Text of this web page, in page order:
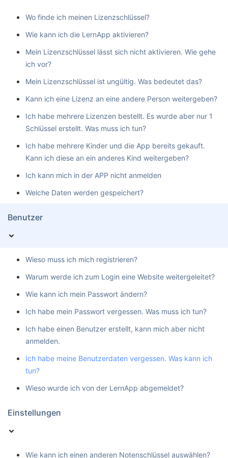
Wo finde ich meinen Lizenzschlüssel?
Wie kann ich die LernApp aktivieren?
Mein Lizenzschlüssel lässt sich nicht aktivieren. Wie gehe
ich vor?
Mein Lizenzschlüssel ist ungültig. Was bedeutet das?
Kann ich eine Lizenz an eine andere Person weitergeben?
Ich habe mehrere Lizenzen bestellt. Es wurde aber nur 1
Schlüssel erstellt. Was muss ich tun?
Ich habe mehrere Kinder und die App bereits gekauft.
Kann ich diese an ein anderes Kind weitergeben?
Ich kann mich in der APP nicht anmelden
Welche Daten werden gespeichert?
Benutzer
Wieso muss ich mich registrieren?
Warum werde ich zum Login eine Website weitergeleitet?
Wie kann ich mein Passwort ändern?
Ich habe mein Passwort vergessen. Was muss ich tun?
Ich habe einen Benutzer erstellt, kann mich aber nicht
anmelden.
Ich habe meine Benutzerdaten vergessen. Was kann ich
tun?
Wieso wurde ich von der LernApp abgemeldet?
Einstellungen
Wie kann ich einen anderen Notenschlüssel auswählen?